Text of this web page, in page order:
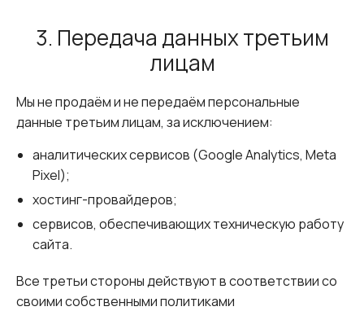
3. Передача данных третьим
лицам
Мы не продаём и не передаём персональные
данные третьим лицам, за исключением:
аналитических сервисов (Google Analytics, Meta
Pixel);
хостинг-провайдеров;
сервисов, обеспечивающих техническую работу
сайта.
Все третьи стороны действуют в соответствии со
своими собственными политиками